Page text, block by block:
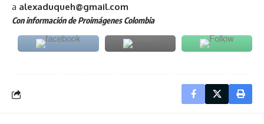
a alexaduqueh@gmail.com
Con información de Proimágenes Colombia